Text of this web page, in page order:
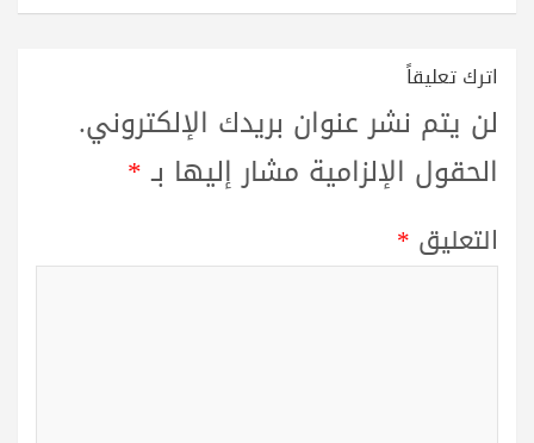
اترك تعليقاً
لن يتم نشر عنوان بريدك الإلكتروني.
الحقول الإلزامية مشار إليها بـ*
التعليق *